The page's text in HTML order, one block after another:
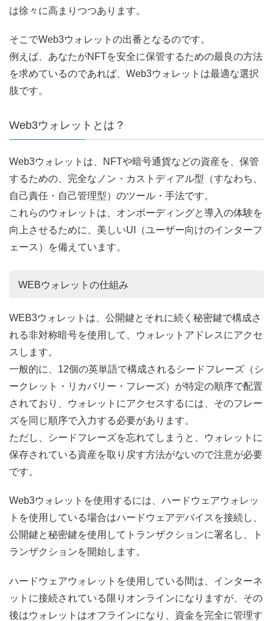
は徐々に高まりつつあります。
そこでWeb3ウォレットの出番となるのです。
例えば、あなたがNFTを安全に保管するための最良の方法
を求めているのであれば、Web3ウォレットは最適な選択
肢です。
Web3ウォレットとは？
Web3ウォレットは、NFTや暗号通貨などの資産を、保管
するための、完全なノン・カストディアル型（すなわち、
自己責任・自己管理型）のツール・手法です。
これらのウォレットは、オンボーディングと導入の体験を
向上させるために、美しいUI（ユーザー向けのインターフ
ェース）を備えています。
WEBウォレットの仕組み
WEB3ウォレットは、公開鍵とそれに続く秘密鍵で構成さ
れる非対称暗号を使用して、ウォレットアドレスにアクセ
スします。
一般的に、12個の英単語で構成されるシードフレーズ（シ
ークレット・リカバリー・フレーズ）が特定の順序で配置
されており、ウォレットにアクセスするには、そのフレー
ズを同じ順序で入力する必要があります。
ただし、シードフレーズを忘れてしまうと、ウォレットに
保存されている資産を取り戻す方法がないので注意が必要
です。
Web3ウォレットを使用するには、ハードウェアウォレッ
トを使用している場合はハードウェアデバイスを接続し、
公開鍵と秘密鍵を使用してトランザクションに署名し、ト
ランザクションを開始します。
ハードウェアウォレットを使用している間は、インターネ
ットに接続されている限りオンラインになりますが、その
後はウォレットはオフラインになり、資金を完全に管理す